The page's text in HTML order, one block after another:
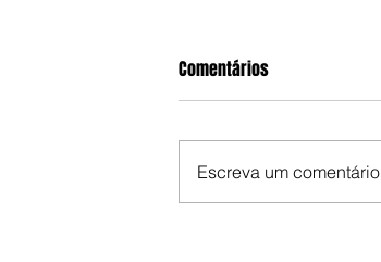
Comentários
Escreva um comentário